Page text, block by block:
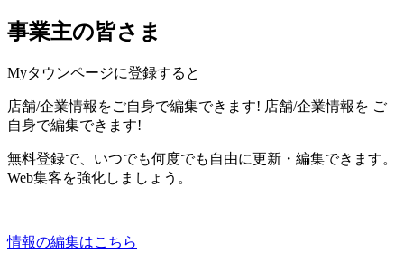
事業主の皆さま
Myタウンページに登録すると
店舗/企業情報をご自身で編集できます! 店舗/企業情報を ご
自身で編集できます!
無料登録で、いつでも何度でも自由に更新・編集できます。
Web集客を強化しましょう。
情報の編集はこちら